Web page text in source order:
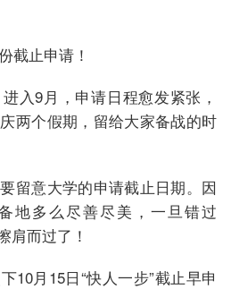
截止申请！
入9月，申请日程愈发紧张，
两个假期，留给大家备战的时
留意大学的申请截止日期。因
地多么尽善尽美，一旦错过
肩而过了！
10月15日“快人一步”截止早申